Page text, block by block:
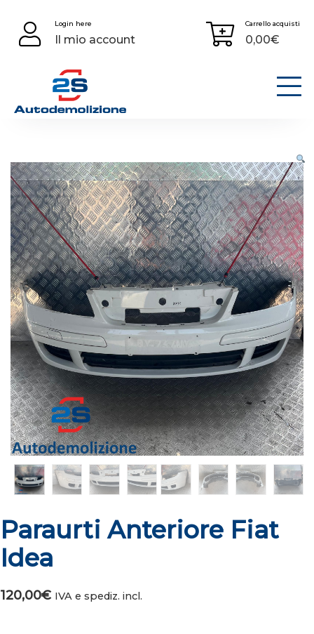
content
Login here
Il mio account
Carrello acquisti
0,00€
Paraurti Anteriore Fiat
Idea
120,00€ IVA e spediz. incl.